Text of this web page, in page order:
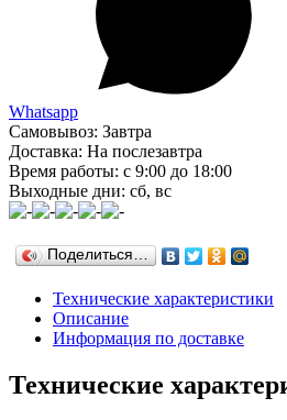
Whatsapp
Самовывоз: Завтра
Доставка: На послезавтра
Время работы: с 9:00 до 18:00
Выходные дни: сб, вс
Поделиться…
Технические характеристики
Описание
Информация по доставке
Технические